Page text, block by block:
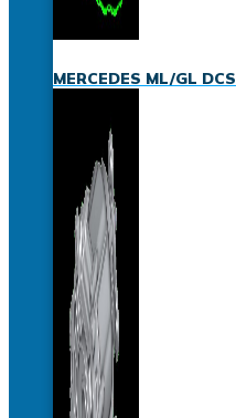
MERCEDES ML/GL DCS